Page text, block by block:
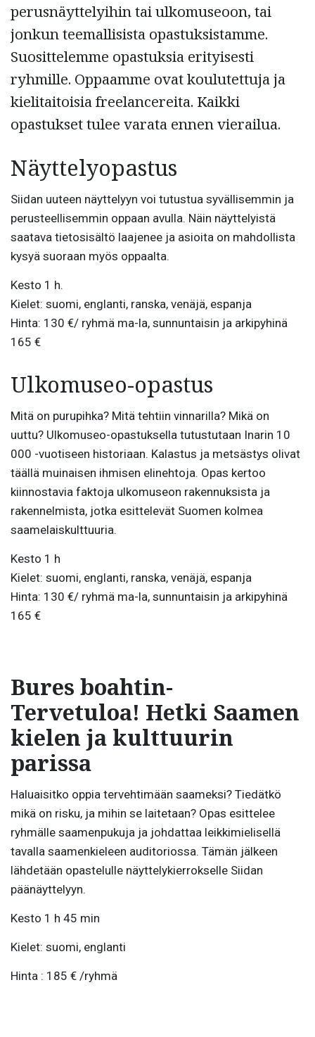
perusnäyttelyihin tai ulkomuseoon, tai
jonkun teemallisista opastuksistamme.
Suosittelemme opastuksia erityisesti
ryhmille. Oppaamme ovat koulutettuja ja
kielitaitoisia freelancereita. Kaikki
opastukset tulee varata ennen vierailua.
Näyttelyopastus
Siidan uuteen näyttelyyn voi tutustua syvällisemmin ja
perusteellisemmin oppaan avulla. Näin näyttelyistä
saatava tietosisältö laajenee ja asioita on mahdollista
kysyä suoraan myös oppaalta.
Kesto 1 h.
Kielet: suomi, englanti, ranska, venäjä, espanja
Hinta: 130 €/ ryhmä ma-la, sunnuntaisin ja arkipyhinä
165 €
Ulkomuseo-opastus
Mitä on purupihka? Mitä tehtiin vinnarilla? Mikä on
uuttu? Ulkomuseo-opastuksella tutustutaan Inarin 10
000 -vuotiseen historiaan. Kalastus ja metsästys olivat
täällä muinaisen ihmisen elinehtoja. Opas kertoo
kiinnostavia faktoja ulkomuseon rakennuksista ja
rakennelmista, jotka esittelevät Suomen kolmea
saamelaiskulttuuria.
Kesto 1 h
Kielet: suomi, englanti, ranska, venäjä, espanja
Hinta: 130 €/ ryhmä ma-la, sunnuntaisin ja arkipyhinä
165 €
Bures boahtin-
Tervetuloa! Hetki Saamen
kielen ja kulttuurin
parissa
Haluaisitko oppia tervehtimään saameksi? Tiedätkö
mikä on risku, ja mihin se laitetaan? Opas esittelee
ryhmälle saamenpukuja ja johdattaa leikkimielisellä
tavalla saamenkieleen auditoriossa. Tämän jälkeen
lähdetään opastelulle näyttelykierrokselle Siidan
päänäyttelyyn.
Kesto 1 h 45 min
Kielet: suomi, englanti
Hinta : 185 € /ryhmä